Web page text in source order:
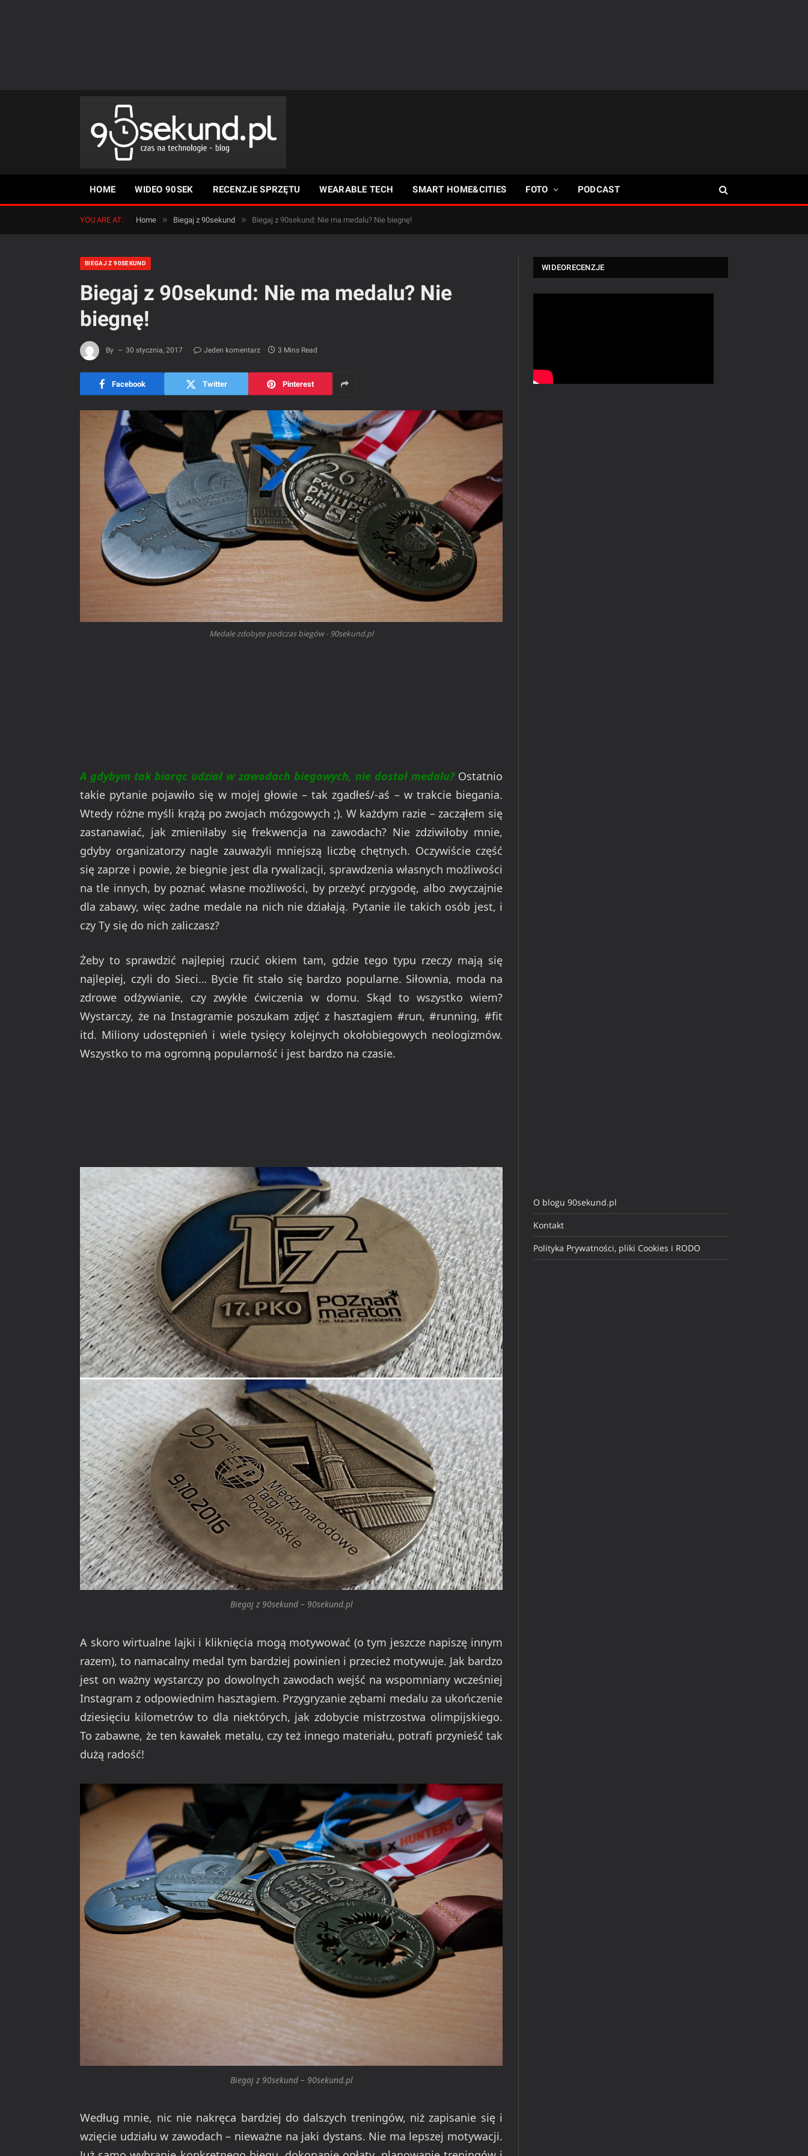
HOME WIDEO 90SEK RECENZJE SPRZĘTU WEARABLE TECH SMART HOME&CITIES FOTO PODCAST
YOU ARE AT: Home » Biegaj z 90sekund » Biegaj z 90sekund: Nie ma medalu? Nie biegnę!
BIEGAJ Z 90SEKUND
Biegaj z 90sekund: Nie ma medalu? Nie
biegnę!
By 30 stycznia, 2017 Jeden komentarz 3 Mins Read
Facebook Twitter Pinterest
Medale zdobyte podczas biegów - 90sekund.pl
A gdybym tak biorąc udział w zawodach biegowych, nie dostał medalu? Ostatnio
takie pytanie pojawiło się w mojej głowie – tak zgadłeś/-aś – w trakcie biegania.
Wtedy różne myśli krążą po zwojach mózgowych ;). W każdym razie – zacząłem się
zastanawiać, jak zmieniłaby się frekwencja na zawodach? Nie zdziwiłoby mnie,
gdyby organizatorzy nagle zauważyli mniejszą liczbę chętnych. Oczywiście część
się zaprze i powie, że biegnie jest dla rywalizacji, sprawdzenia własnych możliwości
na tle innych, by poznać własne możliwości, by przeżyć przygodę, albo zwyczajnie
dla zabawy, więc żadne medale na nich nie działają. Pytanie ile takich osób jest, i
czy Ty się do nich zaliczasz?
Żeby to sprawdzić najlepiej rzucić okiem tam, gdzie tego typu rzeczy mają się
najlepiej, czyli do Sieci… Bycie fit stało się bardzo popularne. Siłownia, moda na
zdrowe odżywianie, czy zwykłe ćwiczenia w domu. Skąd to wszystko wiem?
Wystarczy, że na Instagramie poszukam zdjęć z hasztagiem #run, #running, #fit
itd. Miliony udostępnień i wiele tysięcy kolejnych okołobiegowych neologizmów.
Wszystko to ma ogromną popularność i jest bardzo na czasie.
Biegaj z 90sekund – 90sekund.pl
A skoro wirtualne lajki i kliknięcia mogą motywować (o tym jeszcze napiszę innym
razem), to namacalny medal tym bardziej powinien i przecież motywuje. Jak bardzo
jest on ważny wystarczy po dowolnych zawodach wejść na wspomniany wcześniej
Instagram z odpowiednim hasztagiem. Przygryzanie zębami medalu za ukończenie
dziesięciu kilometrów to dla niektórych, jak zdobycie mistrzostwa olimpijskiego.
To zabawne, że ten kawałek metalu, czy też innego materiału, potrafi przynieść tak
dużą radość!
Biegaj z 90sekund – 90sekund.pl
Według mnie, nic nie nakręca bardziej do dalszych treningów, niż zapisanie się i
wzięcie udziału w zawodach – nieważne na jaki dystans. Nie ma lepszej motywacji.
WIDEORECENZJE
O blogu 90sekund.pl
Kontakt
Polityka Prywatności, pliki Cookies i RODO